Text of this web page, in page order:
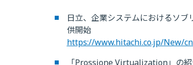
日立、企業システムにおけるソ
供開始
https://www.hitachi.co.jp/New/
「Prossione Virtualization」の